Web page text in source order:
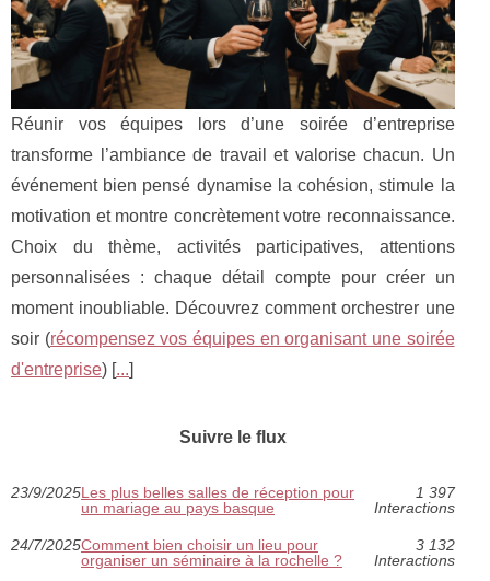
Réunir vos équipes lors d’une soirée d’entreprise
transforme l’ambiance de travail et valorise chacun. Un
événement bien pensé dynamise la cohésion, stimule la
motivation et montre concrètement votre reconnaissance.
Choix du thème, activités participatives, attentions
personnalisées : chaque détail compte pour créer un
moment inoubliable. Découvrez comment orchestrer une
soir (récompensez vos équipes en organisant une soirée
d'entreprise) [...]
Suivre le flux
23/9/2025Les plus belles salles de réception pour
un mariage au pays basque
1 397
Interactions
24/7/2025Comment bien choisir un lieu pour
organiser un séminaire à la rochelle ?
3 132
Interactions